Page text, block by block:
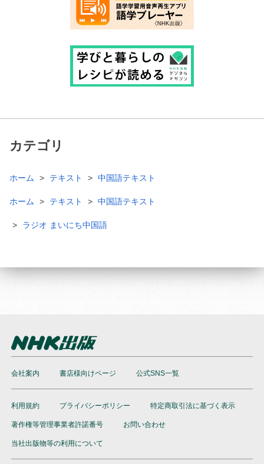
カテゴリ
ホーム テキスト 中国語テキスト
ホーム テキスト 中国語テキスト
ラジオ まいにち中国語
会社案内 書店様向けページ 公式SNS一覧
利用規約 プライバシーポリシー 特定商取引法に基づく表示
著作権等管理事業者許諾番号 お問い合わせ
当社出版物等の利用について